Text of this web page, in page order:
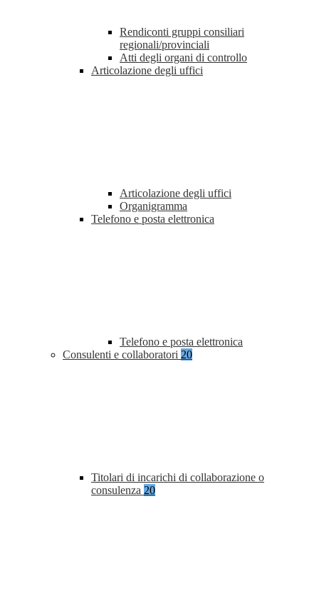
Rendiconti gruppi consiliari
regionali/provinciali
Atti degli organi di controllo
Articolazione degli uffici
Articolazione degli uffici
Organigramma
Telefono e posta elettronica
Telefono e posta elettronica
Consulenti e collaboratori 20
Titolari di incarichi di collaborazione o
consulenza 20